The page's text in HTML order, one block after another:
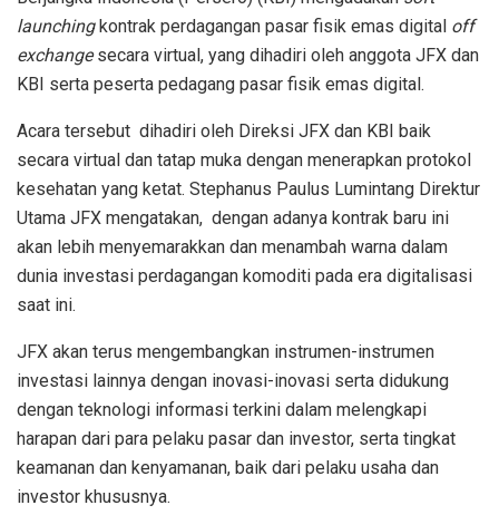
launchingkontrak perdagangan pasar fisik emas digital off
exchangesecara virtual, yang dihadiri oleh anggota JFX dan
KBI serta peserta pedagang pasar fisik emas digital.
Acara tersebut dihadiri oleh Direksi JFX dan KBI baik
secara virtual dan tatap muka dengan menerapkan protokol
kesehatan yang ketat. Stephanus Paulus Lumintang Direktur
Utama JFX mengatakan, dengan adanya kontrak baru ini
akan lebih menyemarakkan dan menambah warna dalam
dunia investasi perdagangan komoditi pada era digitalisasi
saat ini.
JFX akan terus mengembangkan instrumen-instrumen
investasi lainnya dengan inovasi-inovasi serta didukung
dengan teknologi informasi terkini dalam melengkapi
harapan dari para pelaku pasar dan investor, serta tingkat
keamanan dan kenyamanan, baik dari pelaku usaha dan
investor khususnya.